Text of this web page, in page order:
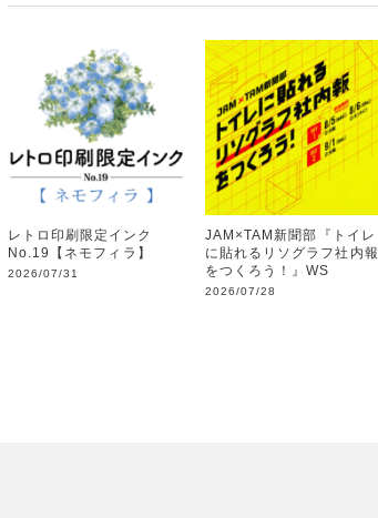
レトロ印刷限定インク
No.19【ネモフィラ】
2026/07/31
JAM×TAM新聞部『トイレ
に貼れるリソグラフ社内報
をつくろう！』WS
2026/07/28